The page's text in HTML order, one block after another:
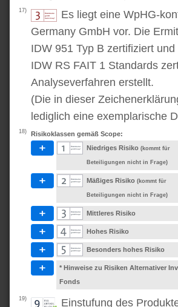
17)
Es liegt eine WpHG-
Germany GmbH vor. Die
IDW 951 Typ B zertifiziert
IDW RS FAIT 1 Standards
Analyseverfahren erstellt.
(Die in dieser
lediglich eine exemplarische
18)
Risikoklassen gemäß Scope:
Niedriges Risiko (kommt für
Beteiligungen nicht in Frage)
Mäßiges Risiko (kommt für
Beteiligungen nicht in Frage)
Mittleres Risiko
Hohes Risiko
Besonders hohes Risiko
* Hinweise zu Risiken Alternativer
Fonds
19) Einstufung des